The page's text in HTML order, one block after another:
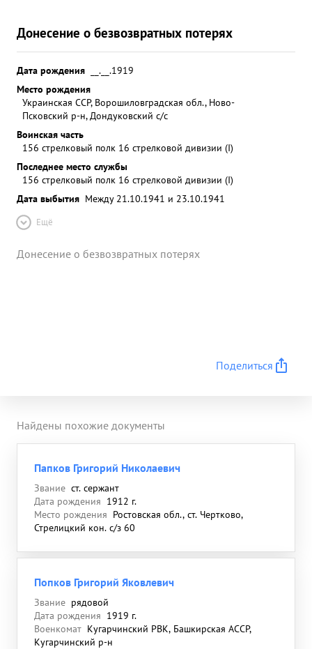
Донесение о безвозвратных потерях
Дата рождения
__.__.1919
Место рождения
Украинская ССР, Ворошиловградская обл., Ново-
Псковский р-н, Дондуковский с/с
Воинская часть
156 стрелковый полк 16 стрелковой дивизии (I)
Последнее место службы
156 стрелковый полк 16 стрелковой дивизии (I)
Дата выбытия Между 21.10.1941 и 23.10.1941
Ещё
Донесение о безвозвратных потерях
Поделиться
Найдены похожие документы
Папков Григорий Николаевич
Звание ст. сержант
Дата рождения 1912 г.
Место рождения Ростовская обл., ст. Чертково,
Стрелицкий кон. с/з 60
Попков Григорий Яковлевич
Звание рядовой
Дата рождения 1919 г.
Военкомат Кугарчинский РВК, Башкирская АССР,
Кугарчинский р-н